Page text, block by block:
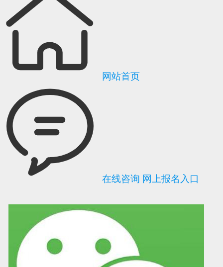
可信网站信用评 网络警察提醒你 诚信网站
网站首页
在线咨询 网上报名入口